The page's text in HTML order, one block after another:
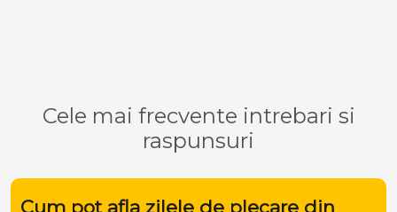
Cele mai frecvente intrebari si
raspunsuri
Cum pot afla zilele de plecare din